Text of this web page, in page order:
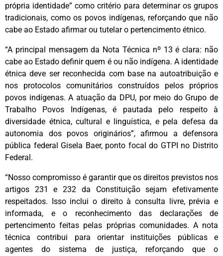
própria identidade” como critério para determinar os grupos
tradicionais, como os povos indígenas, reforçando que não
cabe ao Estado afirmar ou tutelar o pertencimento étnico.
“A principal mensagem da Nota Técnica nº 13 é clara: não
cabe ao Estado definir quem é ou não indígena. A identidade
étnica deve ser reconhecida com base na autoatribuição e
nos protocolos comunitários construídos pelos próprios
povos indígenas. A atuação da DPU, por meio do Grupo de
Trabalho Povos Indígenas, é pautada pelo respeito à
diversidade étnica, cultural e linguística, e pela defesa da
autonomia dos povos originários”, afirmou a defensora
pública federal Gisela Baer, ponto focal do GTPI no Distrito
Federal.
“Nosso compromisso é garantir que os direitos previstos nos
artigos 231 e 232 da Constituição sejam efetivamente
respeitados. Isso inclui o direito à consulta livre, prévia e
informada, e o reconhecimento das declarações de
pertencimento feitas pelas próprias comunidades. A nota
técnica contribui para orientar instituições públicas e
agentes do sistema de justiça, reforçando que o